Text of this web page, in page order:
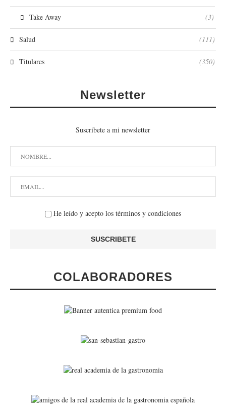
Take Away (3)
Salud (111)
Titulares (350)
Newsletter
Suscribete a mi newsletter
He leído y acepto los términos y condiciones
COLABORADORES